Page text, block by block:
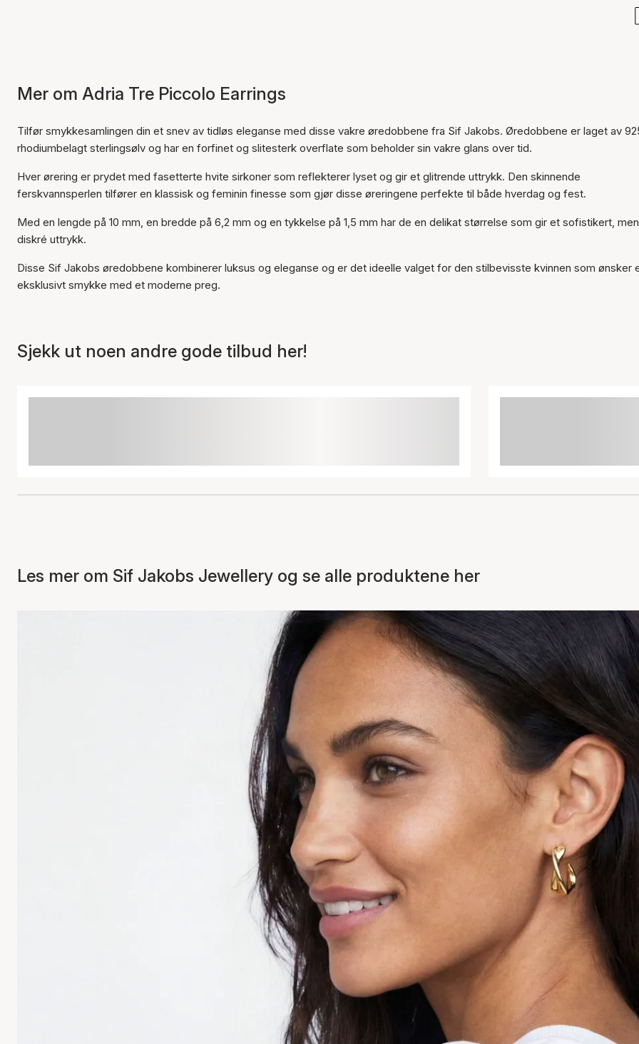
Mer om Adria Tre Piccolo Earrings
Tilfør smykkesamlingen din et snev av tidløs eleganse med disse vakre øredobbene fra Sif Jakobs. Øredobbene er laget av
rhodiumbelagt sterlingsølv og har en forfinet og slitesterk overflate som beholder sin vakre glans over tid.
Hver ørering er prydet med fasetterte hvite sirkoner som reflekterer lyset og gir et glitrende uttrykk. Den skinnende
ferskvannsperlen tilfører en klassisk og feminin finesse som gjør disse øreringene perfekte til både hverdag og fest.
Med en lengde på 10 mm, en bredde på 6,2 mm og en tykkelse på 1,5 mm har de en delikat størrelse som gir et sofistikert, men
diskré uttrykk.
Disse Sif Jakobs øredobbene kombinerer luksus og eleganse og er det ideelle valget for den stilbevisste kvinnen som ønsker
eksklusivt smykke med et moderne preg.
Sjekk ut noen andre gode tilbud her!
Les mer om Sif Jakobs Jewellery og se alle produktene her